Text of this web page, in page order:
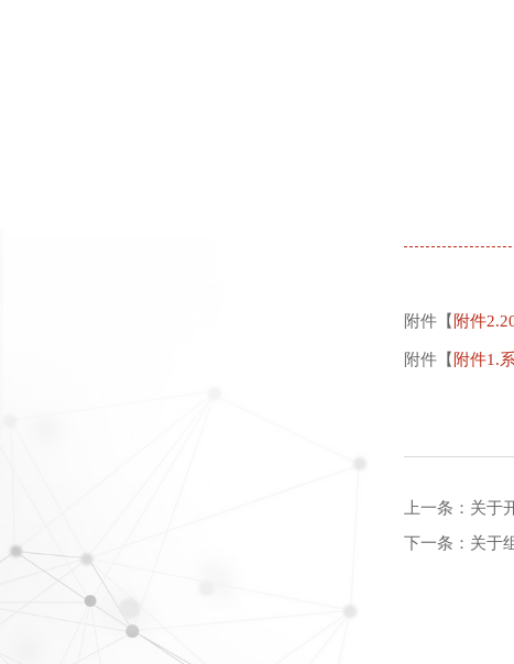
附件【 附件
附件【 附件1.
上一条： 关于
下一条： 关于